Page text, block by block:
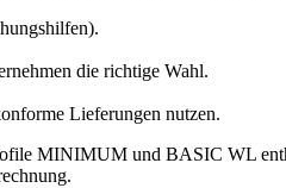
die richtige Wahl.
Lieferungen nutzen.
MINIMUM und BASIC WL